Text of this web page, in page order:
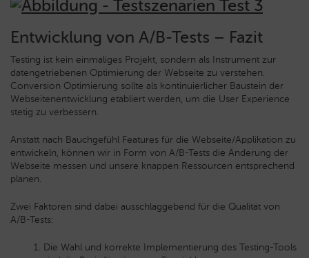
Entwicklung von A/B-Tests – Fazit
Testing ist kein einmaliges Projekt, sondern als Instrument zur
datengetriebenen Optimierung der Webseite zu verstehen.
Conversion Optimierung sollte als kontinuierlicher Baustein der
Webseitenentwicklung etabliert werden, um die User Experience
stetig zu verbessern.
Anstatt nach Bauchgefühl Features für die Webseite/Applikation zu
entwickeln, können wir in Form von A/B-Tests die Änderung der
Webseite messen und unsere knappen Ressourcen entsprechend
planen.
Zwei Faktoren sind dabei ausschlaggebend für die Qualität von
A/B-Tests:
Die Wahl und korrekte Implementierung des Testing-Tools